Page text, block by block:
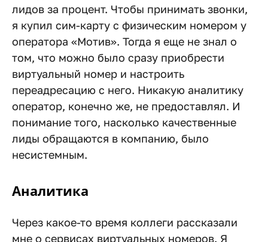
лидов за процент. Чтобы принимать звонки,
я купил сим-карту с физическим номером у
оператора «Мотив». Тогда я еще не знал о
том, что можно было сразу приобрести
виртуальный номер и настроить
переадресацию с него. Никакую аналитику
оператор, конечно же, не предоставлял. И
понимание того, насколько качественные
лиды обращаются в компанию, было
несистемным.
Аналитика
Через какое-то время коллеги рассказали
мне о сервисах виртуальных номеров. Я